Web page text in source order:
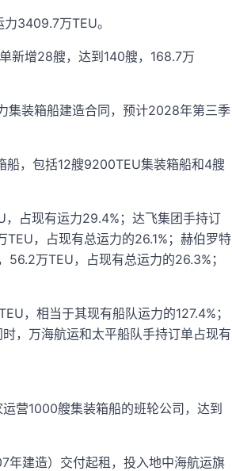
3409.7万TEU。
新增28艘，达到140艘，168.7万
集装箱船建造合同，预计2028年第三季
船，包括12艘9200TEU集装箱船和4艘
占现有运力29.4%；达飞集团手持订
，占现有总运力的26.1%；赫伯罗特
万TEU，占现有总运力的26.3%；
，相当于其现有船队运力的127.4%；
，万海航运和太平船队手持订单占现有
营1000艘集装箱船的班轮公司，达到
建造）交付起租，投入地中海航运旗